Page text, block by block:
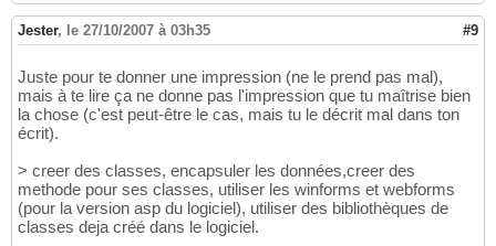
Jester, le 27/10/2007 à 03h35 #9
Juste pour te donner une impression (ne le prend pas mal),
mais à te lire ça ne donne pas l'impression que tu maîtrise bien
la chose (c'est peut-être le cas, mais tu le décrit mal dans ton
écrit).
> creer des classes, encapsuler les données,creer des
methode pour ses classes, utiliser les winforms et webforms
(pour la version asp du logiciel), utiliser des bibliothèques de
classes deja créé dans le logiciel.